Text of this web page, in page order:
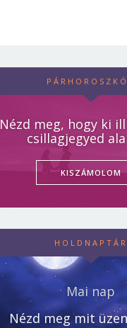
Nézd meg, hogy ki
csillagjegyed
KISZÁMOLOM
HOLDNAPTÁR
Mai nap
Nézd meg mit